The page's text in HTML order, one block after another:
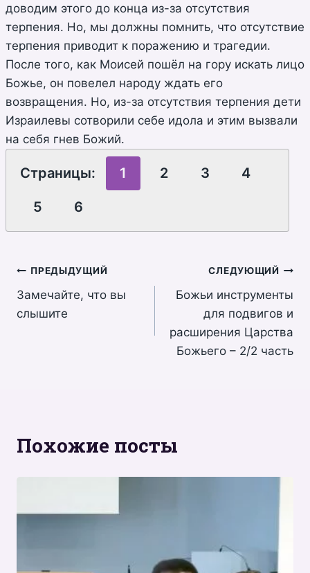
доводим этого до конца из-за отсутствия
терпения. Но, мы должны помнить, что отсутствие
терпения приводит к поражению и трагедии.
После того, как Моисей пошёл на гору искать лицо
Божье, он повелел народу ждать его
возвращения. Но, из-за отсутствия терпения дети
Израилевы сотворили себе идола и этим вызвали
на себя гнев Божий.
Страницы: 1 2 3 4
5 6
Навигация
по
ПРЕДЫДУЩИЙ
Замечайте, что вы
слышите
СЛЕДУЮЩИЙ
Божьи инструменты
для подвигов и
расширения Царства
Божьего – 2/2 часть
Похожие посты